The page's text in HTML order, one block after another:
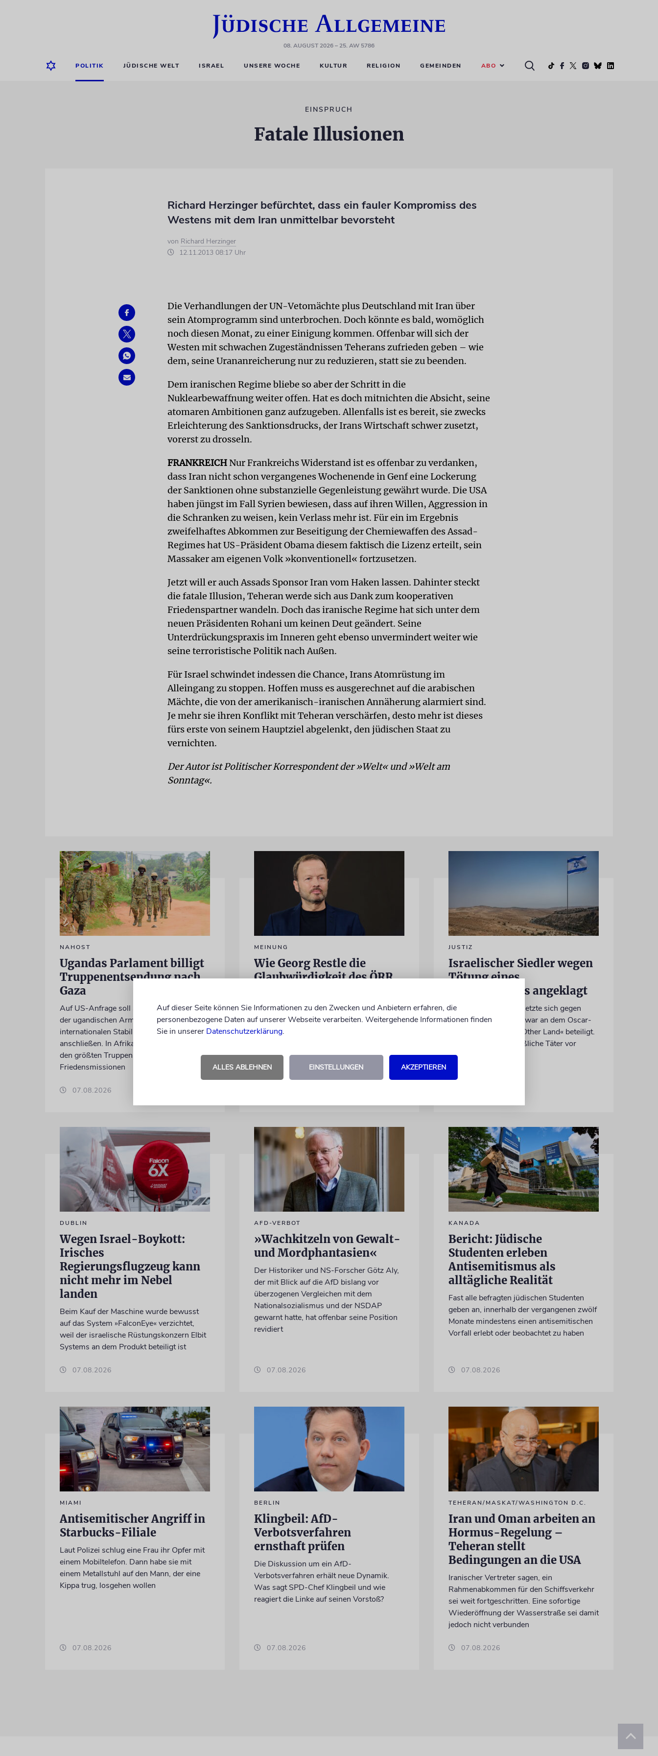
08. AUGUST 2026– 25. AW 5786
POLITIK JÜDISCHE WELT ISRAEL UNSERE WOCHE KULTUR RELIGION GEMEINDEN ABO
EINSPRUCH
Fatale Illusionen
Richard Herzinger befürchtet, dass ein fauler Kompromiss des
Westens mit dem Iran unmittelbar bevorsteht
von Richard Herzinger
12.11.2013 08:17 Uhr
Die Verhandlungen der UN-Vetomächte plus Deutschland mit Iran über
sein Atomprogramm sind unterbrochen. Doch könnte es bald, womöglich
noch diesen Monat, zu einer Einigung kommen. Offenbar will sich der
Westen mit schwachen Zugeständnissen Teherans zufrieden geben – wie
dem, seine Urananreicherung nur zu reduzieren, statt sie zu beenden.
Dem iranischen Regime bliebe so aber der Schritt in die
Nuklearbewaffnung weiter offen. Hat es doch mitnichten die Absicht, seine
atomaren Ambitionen ganz aufzugeben. Allenfalls ist es bereit, sie zwecks
Erleichterung des Sanktionsdrucks, der Irans Wirtschaft schwer zusetzt,
vorerst zu drosseln.
FRANKREICH Nur Frankreichs Widerstand ist es offenbar zu verdanken,
dass Iran nicht schon vergangenes Wochenende in Genf eine Lockerung
der Sanktionen ohne substanzielle Gegenleistung gewährt wurde. Die USA
haben jüngst im Fall Syrien bewiesen, dass auf ihren Willen, Aggression in
die Schranken zu weisen, kein Verlass mehr ist. Für ein im Ergebnis
zweifelhaftes Abkommen zur Beseitigung der Chemiewaffen des Assad-
Regimes hat US-Präsident Obama diesem faktisch die Lizenz erteilt, sein
Massaker am eigenen Volk »konventionell« fortzusetzen.
Jetzt will er auch Assads Sponsor Iran vom Haken lassen. Dahinter steckt
die fatale Illusion, Teheran werde sich aus Dank zum kooperativen
Friedenspartner wandeln. Doch das iranische Regime hat sich unter dem
neuen Präsidenten Rohani um keinen Deut geändert. Seine
Unterdrückungspraxis im Inneren geht ebenso unvermindert weiter wie
seine terroristische Politik nach Außen.
Für Israel schwindet indessen die Chance, Irans Atomrüstung im
Alleingang zu stoppen. Hoffen muss es ausgerechnet auf die arabischen
Mächte, die von der amerikanisch-iranischen Annäherung alarmiert sind.
Je mehr sie ihren Konflikt mit Teheran verschärfen, desto mehr ist dieses
fürs erste von seinem Hauptziel abgelenkt, den jüdischen Staat zu
vernichten.
Der Autor ist Politischer Korrespondent der »Welt« und »Welt am
Sonntag«.
NAHOST
Ugandas Parlament billigt
Truppenentsendung nach
Gaza
Auf US-Anfrage soll sich ein Kontingent
der ugandischen Armee der geplanten
internationalen Stabilisierungstruppe
anschließen. In Afrika zählt das Land zu
den größten Truppenstellern für
Friedensmissionen
07.08.2026
MEINUNG
Wie Georg Restle die
Glaubwürdigkeit des ÖRR
Nach dem X-Post des Journalisten hat sich
Felix Schotland, Vorstand der Synagogen-
Gemeinde Köln, an WDR-
gewandt. Wir dokumentieren das
Schreiben im Wortlaut
von Felix Schotland
JUSTIZ
Israelischer Siedler wegen
Tötung eines
Palästinensers angeklagt
Der getötete Aktivist setzte sich gegen
Siedlergewalt ein und war an dem Oscar-
prämierten Film »No Other Land« beteiligt.
Jetzt steht der mutmaßliche Täter vor
Gericht
DUBLIN
Wegen Israel-Boykott:
Irisches
Regierungsflugzeug kann
nicht mehr im Nebel
landen
Beim Kauf der Maschine wurde bewusst
auf das System »FalconEye« verzichtet,
weil der israelische Rüstungskonzern Elbit
Systems an dem Produkt beteiligt ist
07.08.2026
AFD-VERBOT
»Wachkitzeln von Gewalt-
und Mordphantasien«
Der Historiker und NS-Forscher Götz Aly,
der mit Blick auf die AfD bislang vor
überzogenen Vergleichen mit dem
Nationalsozialismus und der NSDAP
gewarnt hatte, hat offenbar seine Position
revidiert
07.08.2026
KANADA
Bericht: Jüdische
Studenten erleben
Antisemitismus als
alltägliche Realität
Fast alle befragten jüdischen Studenten
geben an, innerhalb der vergangenen zwölf
Monate mindestens einen antisemitischen
Vorfall erlebt oder beobachtet zu haben
07.08.2026
MIAMI
Antisemitischer Angriff in
Starbucks-Filiale
Laut Polizei schlug eine Frau ihr Opfer mit
einem Mobiltelefon. Dann habe sie mit
einem Metallstuhl auf den Mann, der eine
Kippa trug, losgehen wollen
07.08.2026
BERLIN
Klingbeil: AfD-
Verbotsverfahren
ernsthaft prüfen
Die Diskussion um ein AfD-
Verbotsverfahren erhält neue Dynamik.
Was sagt SPD-Chef Klingbeil und wie
reagiert die Linke auf seinen Vorstoß?
07.08.2026
TEHERAN/MASKAT/WASHINGTON D.C.
Iran und Oman arbeiten an
Hormus-Regelung –
Teheran stellt
Bedingungen an die USA
Iranischer Vertreter sagen, ein
Rahmenabkommen für den Schiffsverkehr
sei weit fortgeschritten. Eine sofortige
Wiederöffnung der Wasserstraße sei damit
jedoch nicht verbunden
07.08.2026
Auf dieser Seite können Sie Informationen zu den Zwecken und Anbietern erfahren, die
personenbezogene Daten auf unserer Webseite verarbeiten. Weitergehende Informationen finden
Sie in unserer Datenschutzerklärung.
ALLES ABLEHNEN EINSTELLUNGEN AKZEPTIEREN